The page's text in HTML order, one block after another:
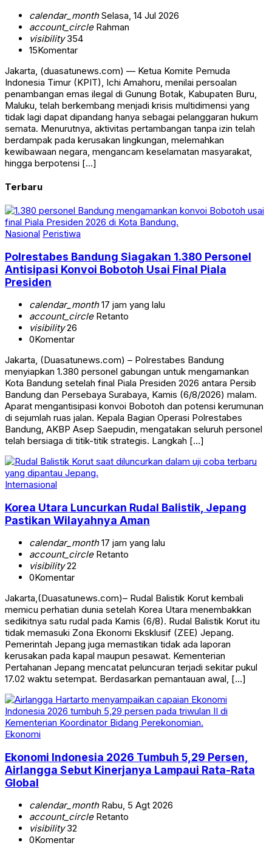
calendar_monthSelasa, 14 Jul 2026
account_circleRahman
visibility354
15Komentar
Jakarta, (duasatunews.com) — Ketua Komite Pemuda
Indonesia Timur (KPIT), Ichi Amahoru, menilai persoalan
penambangan emas ilegal di Gunung Botak, Kabupaten Buru,
Maluku, telah berkembang menjadi krisis multidimensi yang
tidak lagi dapat dipandang hanya sebagai pelanggaran hukum
semata. Menurutnya, aktivitas pertambangan tanpa izin telah
berdampak pada kerusakan lingkungan, melemahkan
kewibawaan negara, mengancam keselamatan masyarakat,
hingga berpotensi […]
Terbaru
Nasional Peristiwa
Polrestabes Bandung Siagakan 1.380 Personel
Antisipasi Konvoi Bobotoh Usai Final Piala
Presiden
calendar_month17 jam yang lalu
account_circleRetanto
visibility26
0Komentar
Jakarta, (Duasatunews.com) – Polrestabes Bandung
menyiapkan 1.380 personel gabungan untuk mengamankan
Kota Bandung setelah final Piala Presiden 2026 antara Persib
Bandung dan Persebaya Surabaya, Kamis (6/8/2026) malam.
Aparat mengantisipasi konvoi Bobotoh dan potensi kerumunan
di sejumlah ruas jalan. Kepala Bagian Operasi Polrestabes
Bandung, AKBP Asep Saepudin, mengatakan seluruh personel
telah bersiaga di titik-titik strategis. Langkah […]
Internasional
Korea Utara Luncurkan Rudal Balistik, Jepang
Pastikan Wilayahnya Aman
calendar_month17 jam yang lalu
account_circleRetanto
visibility22
0Komentar
Jakarta,(Duasatunews.com)– Rudal Balistik Korut kembali
memicu perhatian dunia setelah Korea Utara menembakkan
sedikitnya satu rudal pada Kamis (6/8). Rudal Balistik Korut itu
tidak memasuki Zona Ekonomi Eksklusif (ZEE) Jepang.
Pemerintah Jepang juga memastikan tidak ada laporan
kerusakan pada kapal maupun pesawat. Kementerian
Pertahanan Jepang mencatat peluncuran terjadi sekitar pukul
17.02 waktu setempat. Berdasarkan pemantauan awal, […]
Ekonomi
Ekonomi Indonesia 2026 Tumbuh 5,29 Persen,
Airlangga Sebut Kinerjanya Lampaui Rata-Rata
Global
calendar_monthRabu, 5 Agt 2026
account_circleRetanto
visibility32
0Komentar